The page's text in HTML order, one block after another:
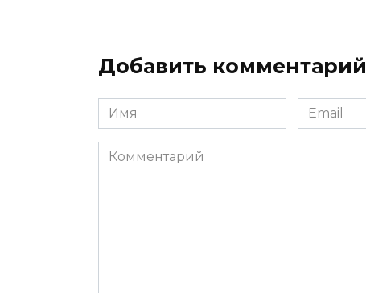
Добавить комментарий
Имя
*
Email
*
Комментарий